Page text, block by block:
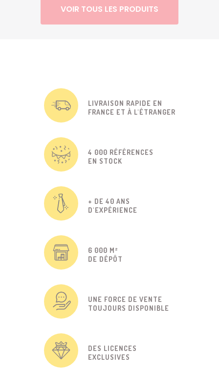
VOIR TOUS LES PRODUITS
LIVRAISON RAPIDE EN
FRANCE ET À L'ÉTRANGER
4 000 RÉFÉRENCES
EN STOCK
+ DE 40 ANS
D'EXPÉRIENCE
6 000 M²
DE DÉPÔT
UNE FORCE DE VENTE
TOUJOURS DISPONIBLE
DES LICENCES
EXCLUSIVES